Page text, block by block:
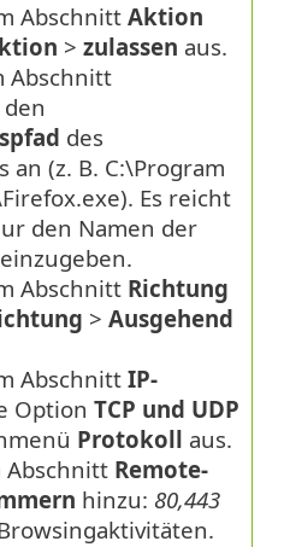
Abschnitt Aktion
> zulassen aus.
Abschnitt
den
des
an (z. B. C:\Program
Es reicht
den Namen der
Abschnitt Richtung
> Ausgehend
Abschnitt IP-
Option TCP und UDP
Protokoll aus.
Abschnitt Remote-
hinzu: 80,443